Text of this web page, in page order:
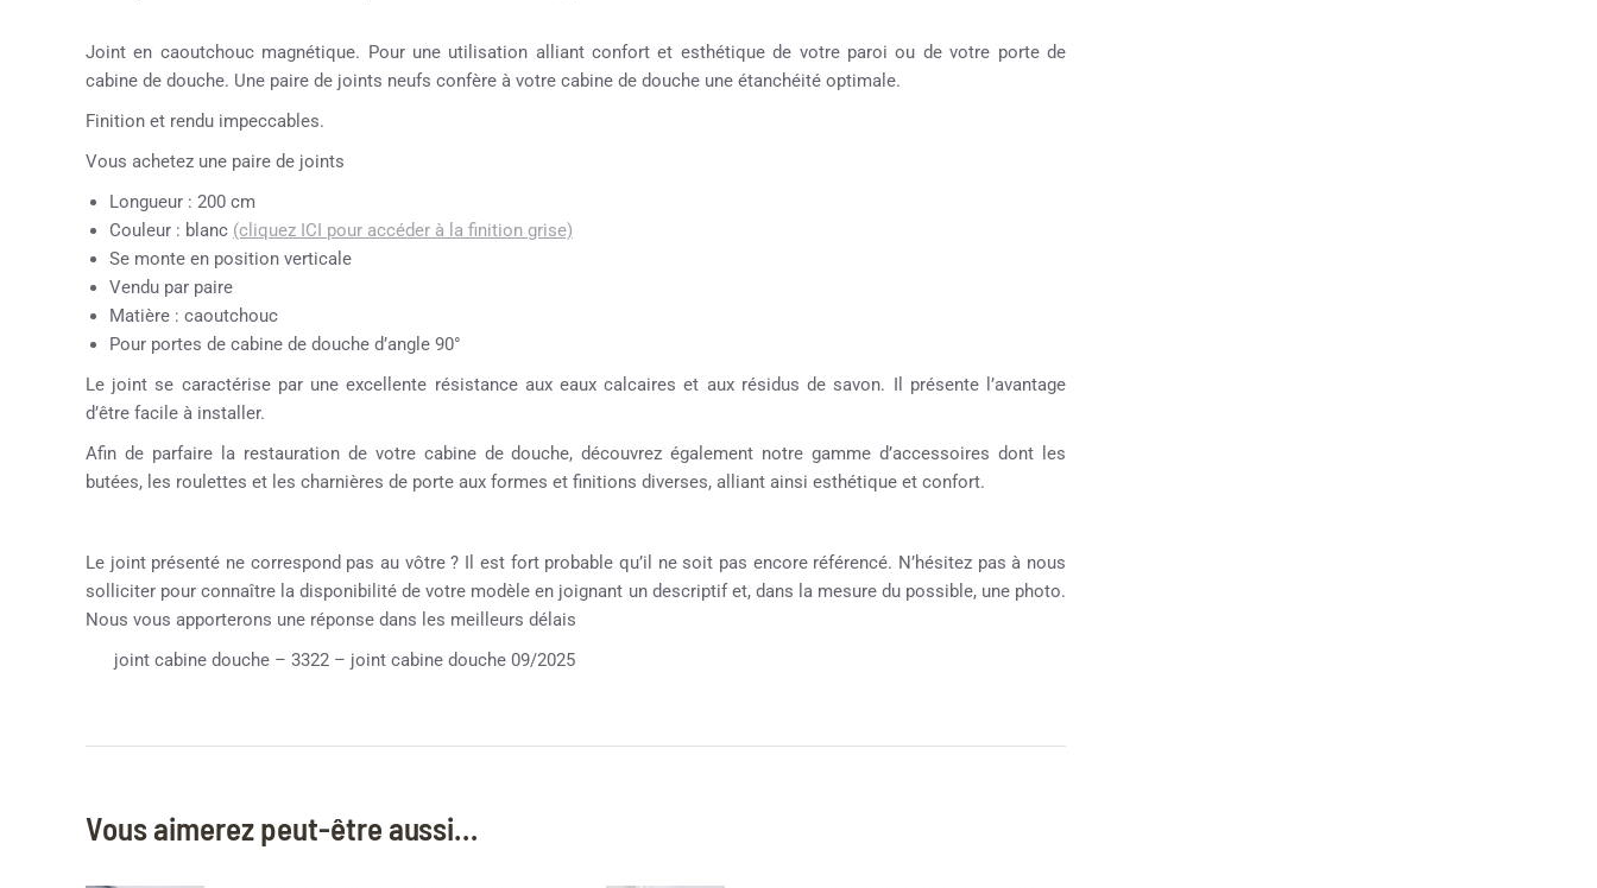
Joint en caoutchouc magnétique. Pour une utilisation alliant confort et esthétique de votre paroi ou de votre porte de
cabine de douche. Une paire de joints neufs confère à votre cabine de douche une étanchéité optimale.
Finition et rendu impeccables.
Vous achetez une paire de joints
Longueur : 200 cm
Couleur : blanc (cliquez ICI pour accéder à la finition grise)
Se monte en position verticale
Vendu par paire
Matière : caoutchouc
Pour portes de cabine de douche d’angle 90°
Le joint se caractérise par une excellente résistance aux eaux calcaires et aux résidus de savon. Il présente l’avantage
d’être facile à installer.
Afin de parfaire la restauration de votre cabine de douche, découvrez également notre gamme d’accessoires dont les
butées, les roulettes et les charnières de porte aux formes et finitions diverses, alliant ainsi esthétique et confort.
Le joint présenté ne correspond pas au vôtre ? Il est fort probable qu’il ne soit pas encore référencé. N’hésitez pas à nous
solliciter pour connaître la disponibilité de votre modèle en joignant un descriptif et, dans la mesure du possible, une photo.
Nous vous apporterons une réponse dans les meilleurs délais
joint cabine douche – 3322 – joint cabine douche 09/2025
Vous aimerez peut-être aussi…